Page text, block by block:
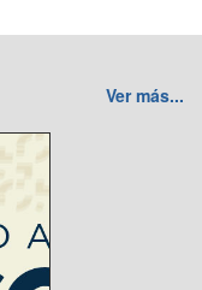
Ver más...